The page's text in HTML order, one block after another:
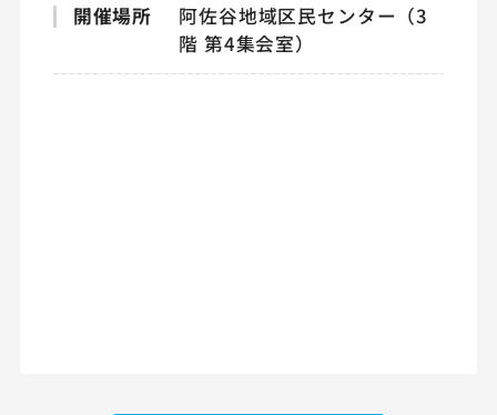
開催場所
阿佐谷地域区民センター（3
階 第4集会室）